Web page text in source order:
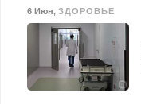
6 Июн, ЗДОРОВЬЕ